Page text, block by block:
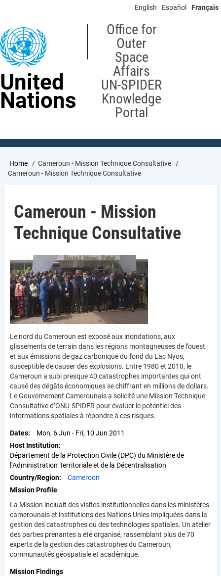
content
English Español Français
United
Nations
Office for
Outer
Space
Affairs
UN-SPIDER
Knowledge
Portal
Breadcrumb
Home
Cameroun - Mission Technique Consultative
Cameroun - Mission Technique Consultative
Cameroun - Mission
Technique Consultative
Le nord du Cameroun est exposé aux inondations, aux
glissements de terrain dans les régions montagneuses de l’ouest
et aux émissions de gaz carbonique du fond du Lac Nyos,
susceptible de causer des explosions. Entre 1980 et 2010, le
Cameroun a subi presque 40 catastrophes importantes qui ont
causé des dégâts économiques se chiffrant en millions de dollars.
Le Gouvernement Camerounais a solicité une Mission Technique
Consultative d’ONU-SPIDER pour évaluer le potentiel des
informations spatiales à répondre à ces risques.
Dates Mon, 6 Jun - Fri, 10 Jun 2011
Host Institution
Département de la Protection Civile (DPC) du Ministère de
l’Administration Territoriale et de la Décentralisation
Country/Region
Cameroon
Mission Profile
La Mission incluait des visites institutionnelles dans les ministères
camerounais et institutions des Nations Unies impliquées dans la
gestion des catastrophes ou des technologies spatiales. Un atelier
des parties prenantes a été organisé, rassemblant plus de 70
experts de la gestion des catastrophes du Cameroun,
communautés géospatiale et académique.
Mission Findings